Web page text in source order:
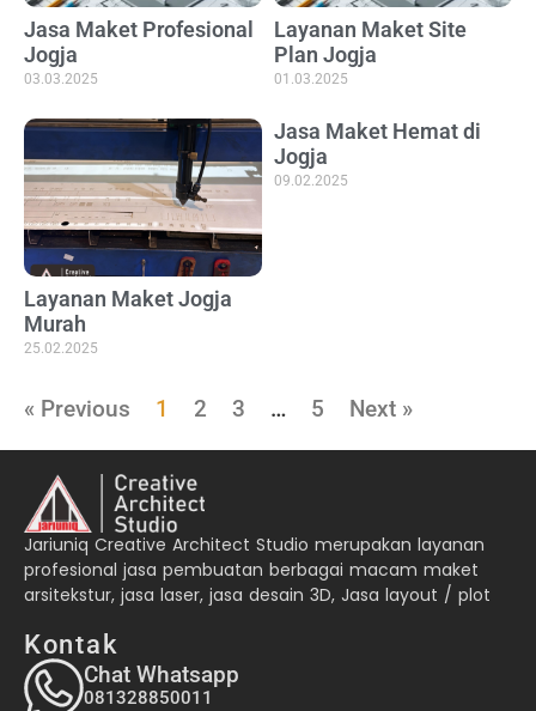
Jasa Maket Profesional
Jogja
03.03.2025
Layanan Maket Site
Plan Jogja
01.03.2025
Layanan Maket Jogja
Murah
25.02.2025
Jasa Maket Hemat di
Jogja
09.02.2025
« Previous 1 2 3 … 5 Next »
Jariuniq Creative Architect Studio merupakan layanan
profesional jasa pembuatan berbagai macam maket
arsitekstur, jasa laser, jasa desain 3D, Jasa layout / plot
Kontak
Chat Whatsapp
081328850011